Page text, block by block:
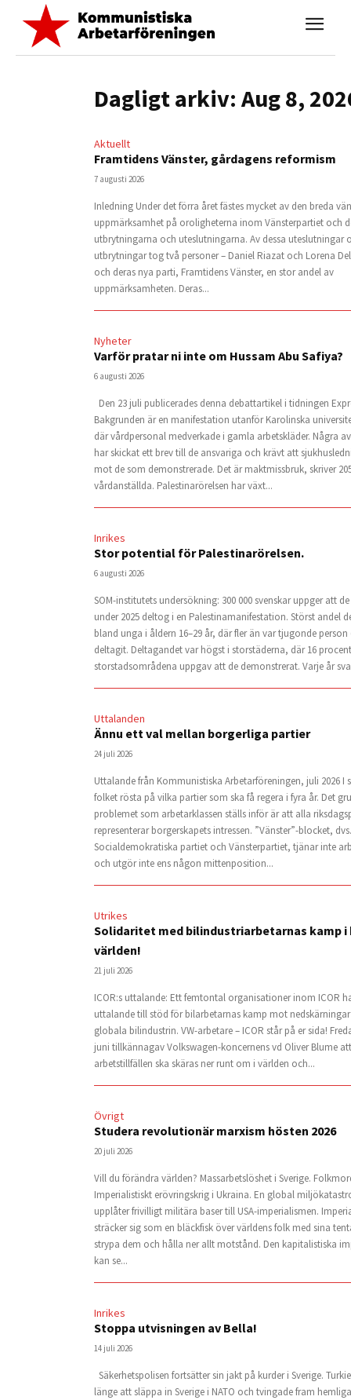
Dagligt arkiv: Aug 8,
Aktuellt
Framtidens Vänster, gårdagens reformism
7 augusti 2026
Inledning Under det förra året fästes mycket av den breda
uppmärksamhet på oroligheterna inom Vänsterpartiet och
utbrytningarna och uteslutningarna. Av dessa uteslutningar
utbrytningar tog två personer – Daniel Riazat och Lorena
och deras nya parti, Framtidens Vänster, en stor andel av
uppmärksamheten. Deras...
Nyheter
Varför pratar ni inte om Hussam Abu Safiya?
6 augusti 2026
Den 23 juli publicerades denna debattartikel i tidningen
Bakgrunden är en manifestation utanför Karolinska
där vårdpersonal medverkade i gamla arbetskläder. Några
har skickat ett brev till de ansvariga och krävt att
mot de som demonstrerade. Det är maktmissbruk, skriver
vårdanställda. Palestinarörelsen har växt...
Inrikes
Stor potential för Palestinarörelsen.
6 augusti 2026
SOM-institutets undersökning: 300 000 svenskar uppger att
under 2025 deltog i en Palestinamanifestation. Störst andel
bland unga i åldern 16–29 år, där fler än var tjugonde
deltagit. Deltagandet var högst i storstäderna, där 16
storstadsområdena uppgav att de demonstrerat. Varje år
Uttalanden
Ännu ett val mellan borgerliga partier
24 juli 2026
Uttalande från Kommunistiska Arbetarföreningen, juli 2026 I
folket rösta på vilka partier som ska få regera i fyra år. Det
problemet som arbetarklassen ställs inför är att alla
representerar borgerskapets intressen. ”Vänster”-blocket, dvs.
Socialdemokratiska partiet och Vänsterpartiet, tjänar inte
och utgör inte ens någon mittenposition...
Utrikes
Solidaritet med bilindustriarbetarnas kamp i
världen!
21 juli 2026
ICOR:s uttalande: Ett femtontal organisationer inom ICOR
uttalande till stöd för bilarbetarnas kamp mot
globala bilindustrin. VW-arbetare – ICOR står på er sida!
juni tillkännagav Volkswagen-koncernens vd Oliver Blume att
arbetstillfällen ska skäras ner runt om i världen och...
Övrigt
Studera revolutionär marxism hösten 2026
20 juli 2026
Vill du förändra världen? Massarbetslöshet i Sverige.
Imperialistiskt erövringskrig i Ukraina. En global
upplåter frivilligt militära baser till USA-imperialismen.
sträcker sig som en bläckfisk över världens folk med sina
strypa dem och hålla ner allt motstånd. Den kapitalistiska
kan se...
Inrikes
Stoppa utvisningen av Bella!
14 juli 2026
Säkerhetspolisen fortsätter sin jakt på kurder i Sverige.
länge att släppa in Sverige i NATO och tvingade fram hemliga